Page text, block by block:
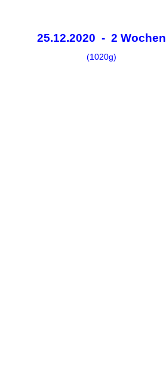
25.12.2020 - 2 Wochen
(1020g)